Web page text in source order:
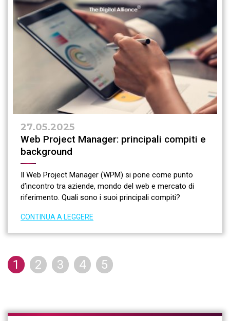
27.05.2025
Web Project Manager: principali compiti e
background
Il Web Project Manager (WPM) si pone come punto
d’incontro tra aziende, mondo del web e mercato di
riferimento. Quali sono i suoi principali compiti?
CONTINUA A LEGGERE
1 2 3 4 5